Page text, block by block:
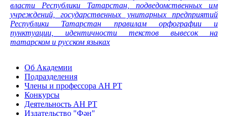
власти Республики Татарстан, подведомственных им
учреждений, государственных унитарных предприятий
Республики Татарстан правилам орфографии и
пунктуации, идентичности текстов вывесок на
татарском и русском языках
Об Академии
Подразделения
Члены и профессора АН РТ
Конкурсы
Деятельность АН РТ
Издательство "Фән"